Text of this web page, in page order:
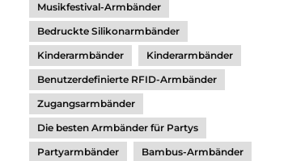
Musikfestival-Armbänder
Bedruckte Silikonarmbänder
Kinderarmbänder
Kinderarmbänder
Benutzerdefinierte RFID-Armbänder
Zugangsarmbänder
Die besten Armbänder für Partys
Partyarmbänder
Bambus-Armbänder